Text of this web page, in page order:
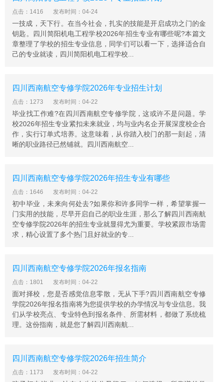
舍建筑已完成15万平方米，目前已建有数据通信及网络安
全实训室、数据采集与监视控制实训室、传感技术实训
室、智能家居综合实训室、嵌入式技术实训室、物联网系
统集成实训室、RFID应用实训室、大数据分析平台、物联
地及实训室。
德阳科贸职业学院中职部师资力量
学院拥有一支由教授、副教授、高级工程师组成的高职
称、高水平、高学历的优秀教师队伍。其中，副高以上职
称48%，硕士研究生35%，“双师型”教师42%，四川省学
学生须符合各专业国家体检标准，无色盲、色弱、纹身。
女生身高155cm以上，男生身高165cm以上。
报名条件
经注册具有正式学籍的学校毕业生，坚持四项基本原则，
具有坚定正确的政治方向，遵纪守法，道德品质良好，学
点击：1416 发布时间：04-24
一技成，天下行。在当今社会，扎实的技能是开启成功之门的金
钥匙。四川简阳机电工程学校2026年招生专业有哪些呢?本篇文
章整理了学校的招生专业信息，同学们可以看一下，选择适合自
己的专业就读，四川简阳机电工程学校...
四川西南航空专修学院2026年专业招生计划
点击：1273 发布时间：04-22
毕业找工作难?在四川西南航空专修学院，这或许不是问题。学
校2026年招生专业紧扣未来就业，均与业内名企开展深度校企合
作，实行订单式培养。这意味着，从你踏入校门的那一刻起，清
晰的职业路径已然铺就。四川西南航空...
四川西南航空专修学院2026年招生专业有哪些
点击：1646 发布时间：04-22
初中毕业，未来向何处去?如果你和许多同学一样，希望掌握一
门实用的技能，尽早开启自己的职业生涯，那么了解四川西南航
空专修学院2026年的招生专业就显得尤为重要。学校紧跟市场需
求，精心设置了多个热门且好就业的专...
四川西南航空专修学院2026年报名指南
点击：1801 发布时间：04-22
面对择校，您是否感觉信息零散，无从下手?四川西南航空专修
学院2026年报名指南将为您提供学校的办学情况与专业信息。我
们从学校亮点、专业特色到报名条件、所需材料，都做了系统梳
理。这份指南，就是您了解四川西南航...
四川西南航空专修学院2026年招生简介
点击：1173 发布时间：04-22